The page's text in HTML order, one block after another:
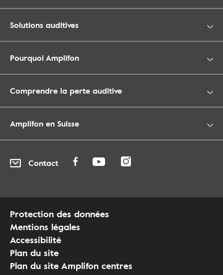
Solutions auditives
Pourquoi Amplifon
Comprendre la perte auditive
Amplifon en Suisse
Contact
Protection des données
Mentions légales
Accessibilité
Plan du site
Plan du site Amplifon centres